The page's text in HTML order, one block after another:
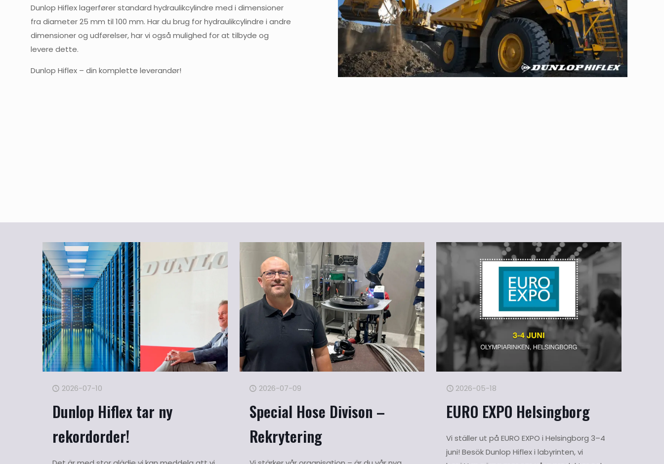
Dunlop Hiflex lagerfører standard hydraulikcylindre med i dimensioner
fra diameter 25 mm til 100 mm. Har du brug for hydraulikcylindre i andre
dimensioner og udførelser, har vi også mulighed for at tilbyde og
levere dette.
Dunlop Hiflex – din komplette leverandør!
2026-07-10
Dunlop Hiflex tar ny
rekordorder!
2026-07-09
Special Hose Divison –
Rekrytering
2026-05-18
EURO EXPO Helsingborg
Vi ställer ut på EURO EXPO i Helsingborg 3–4
juni! Besök Dunlop Hiflex i labyrinten, vi